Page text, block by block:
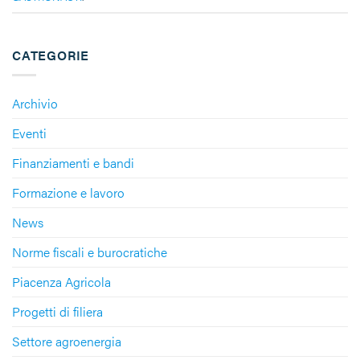
CATEGORIE
Archivio
Eventi
Finanziamenti e bandi
Formazione e lavoro
News
Norme fiscali e burocratiche
Piacenza Agricola
Progetti di filiera
Settore agroenergia